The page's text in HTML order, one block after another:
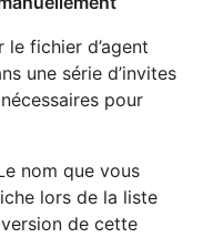
fichier d’agent
une série d’invites
pour
nom que vous
lors de la liste
de cette